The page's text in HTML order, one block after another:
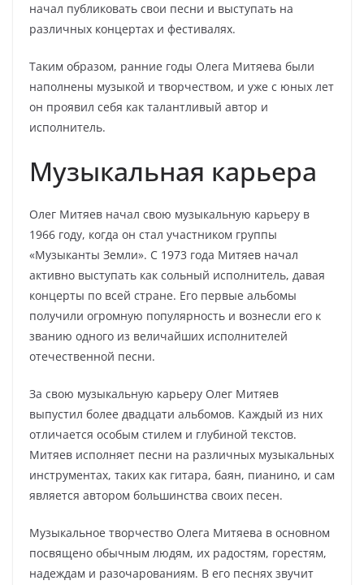
начал публиковать свои песни и выступать на
различных концертах и фестивалях.
Таким образом, ранние годы Олега Митяева были
наполнены музыкой и творчеством, и уже с юных лет
он проявил себя как талантливый автор и
исполнитель.
Музыкальная карьера
Олег Митяев начал свою музыкальную карьеру в
1966 году, когда он стал участником группы
«Музыканты Земли». С 1973 года Митяев начал
активно выступать как сольный исполнитель, давая
концерты по всей стране. Его первые альбомы
получили огромную популярность и вознесли его к
званию одного из величайших исполнителей
отечественной песни.
За свою музыкальную карьеру Олег Митяев
выпустил более двадцати альбомов. Каждый из них
отличается особым стилем и глубиной текстов.
Митяев исполняет песни на различных музыкальных
инструментах, таких как гитара, баян, пианино, и сам
является автором большинства своих песен.
Музыкальное творчество Олега Митяева в основном
посвящено обычным людям, их радостям, горестям,
надеждам и разочарованиям. В его песнях звучит